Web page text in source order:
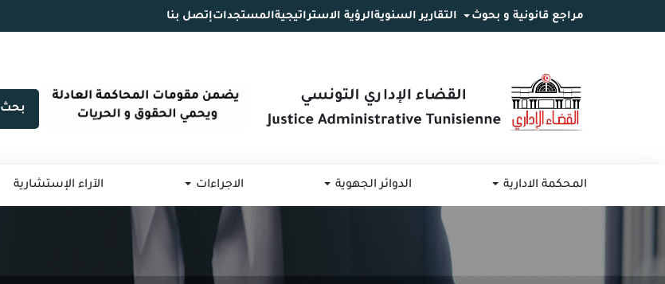
المحتوى
مراجع قانونية و بحوث التقارير السنويةالرؤية الاستراتيجيةالمستجداتإتصل بنا
بحث
المحكمة الادارية الدوائر الجهوية الاجراءات الآراء الإستشارية